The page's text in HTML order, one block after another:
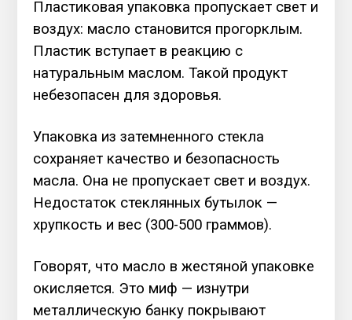
Пластиковая упаковка пропускает свет и
воздух: масло становится прогорклым.
Пластик вступает в реакцию с
натуральным маслом. Такой продукт
небезопасен для здоровья.
Упаковка из затемненного стекла
сохраняет качество и безопасность
масла. Она не пропускает свет и воздух.
Недостаток стеклянных бутылок —
хрупкость и вес (300-500 граммов).
Говорят, что масло в жестяной упаковке
окисляется. Это миф — изнутри
металлическую банку покрывают